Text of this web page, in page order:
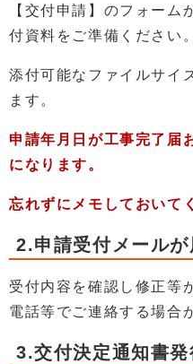
【交付申請】のフォーム
付資料をご準備ください。
添付可能なファイルサイ
ます。
申請年月日が工事完了届
になります。
忘れずにメモしておいて
2.申請受付メールが
受付内容を確認し修正等
電話等でご連絡する場合
3.交付決定通知書発